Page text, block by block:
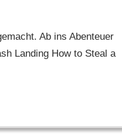
Ab ins Abenteuer
Landing How to Steal a